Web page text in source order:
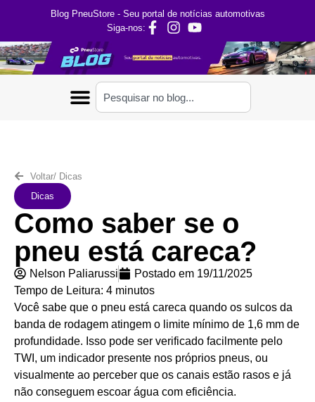
Blog PneuStore - Seu portal de notícias automotivas
Siga-nos:
Voltar/ Dicas
Dicas
Como saber se o
pneu está careca?
Nelson Paliarussi Postado em 19/11/2025
Tempo de Leitura: 4 minutos
Você sabe que o pneu está careca quando os sulcos da
banda de rodagem atingem o limite mínimo de 1,6 mm de
profundidade. Isso pode ser verificado facilmente pelo
TWI, um indicador presente nos próprios pneus, ou
visualmente ao perceber que os canais estão rasos e já
não conseguem escoar água com eficiência.